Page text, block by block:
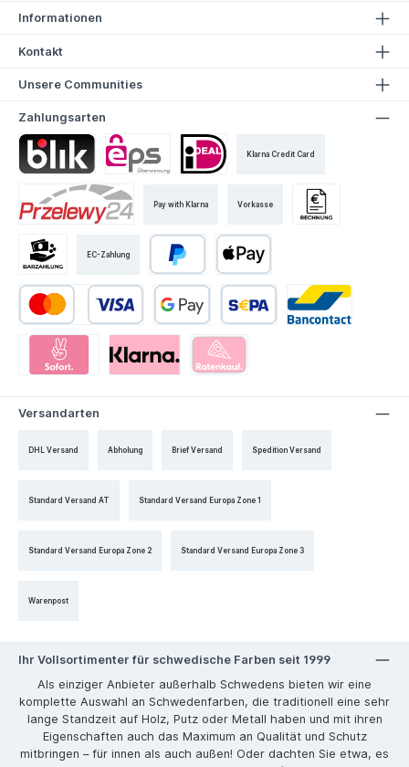
Informationen
Kontakt
Unsere Communities
Zahlungsarten
Klarna Credit Card
Pay with Klarna Vorkasse
EC-Zahlung
Versandarten
DHL Versand Abholung Brief Versand Spedition Versand
Standard Versand AT Standard Versand Europa Zone 1
Standard Versand Europa Zone 2 Standard Versand Europa Zone 3
Warenpost
Ihr Vollsortimenter für schwedische Farben seit 1999
Als einziger Anbieter außerhalb Schwedens bieten wir eine
komplette Auswahl an Schwedenfarben, die traditionell eine sehr
lange Standzeit auf Holz, Putz oder Metall haben und mit ihren
Eigenschaften auch das Maximum an Qualität und Schutz
mitbringen – für innen als auch außen! Oder dachten Sie etwa, es